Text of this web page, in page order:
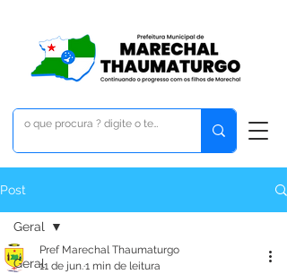
Post
Geral
Geral
Pref Marechal Thaumaturgo
11 de jun.1 min de leitura